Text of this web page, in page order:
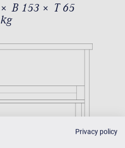
B 153 × T 65
Privacy policy